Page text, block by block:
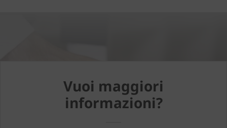
Vuoi maggiori
informazioni?